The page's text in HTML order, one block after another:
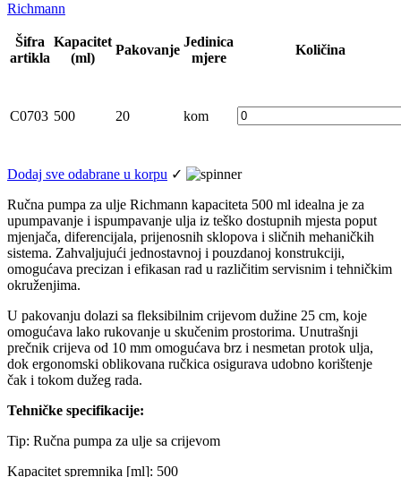
Richmann
Šifra
artikla
Kapacitet
(ml)
Pakovanje
Jedinica
mjere
Količina
C0703 500 20 kom
Dodaj sve odabrane u korpu ✓
Ručna pumpa za ulje Richmann kapaciteta 500 ml idealna je za
upumpavanje i ispumpavanje ulja iz teško dostupnih mjesta poput
mjenjača, diferencijala, prijenosnih sklopova i sličnih mehaničkih
sistema. Zahvaljujući jednostavnoj i pouzdanoj konstrukciji,
omogućava precizan i efikasan rad u različitim servisnim i tehničkim
okruženjima.
U pakovanju dolazi sa fleksibilnim crijevom dužine 25 cm, koje
omogućava lako rukovanje u skučenim prostorima. Unutrašnji
prečnik crijeva od 10 mm omogućava brz i nesmetan protok ulja,
dok ergonomski oblikovana ručkica osigurava udobno korištenje
čak i tokom dužeg rada.
Tehničke specifikacije:
Tip: Ručna pumpa za ulje sa crijevom
Kapacitet spremnika [ml]: 500